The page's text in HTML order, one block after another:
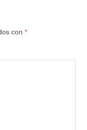
con *